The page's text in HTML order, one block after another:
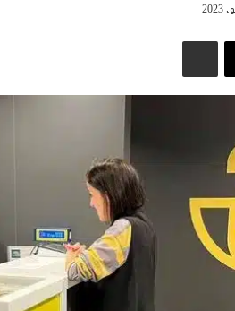
‫X مشاركة عبر البريد